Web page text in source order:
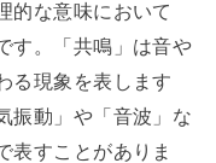
的な意味において
す。「共鳴」は音や
る現象を表します
振動」や「音波」な
表すことがありま